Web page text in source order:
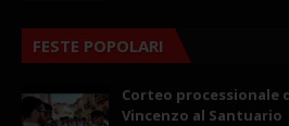
FESTE POPOLARI
Corteo processionale
Vincenzo al Santuario